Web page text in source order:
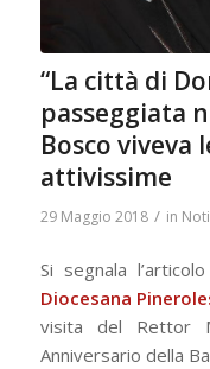
“La città di
passeggiata
Bosco viveva
attivissime
29 Maggio 2018 / in
Si segnala
Diocesana
visita del Rettor
Anniversario della